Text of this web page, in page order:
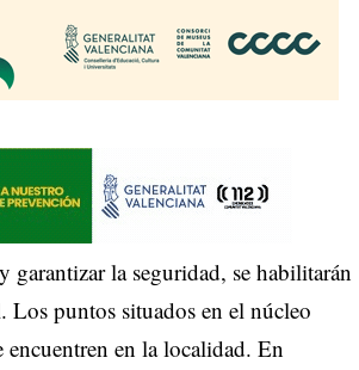
la seguridad, se habilitarán
Los puntos situados en el núcleo
encuentren en la localidad. En